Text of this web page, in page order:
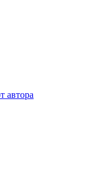
автора